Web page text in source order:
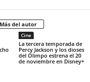
Más del autor
Cine
La tercera temporada de
Percy Jackson y los dioses
del Olimpo estrena el 20
de noviembre en Disney+